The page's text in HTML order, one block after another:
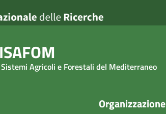
Agricoli e Forestali del Mediterraneo
Organizzazione